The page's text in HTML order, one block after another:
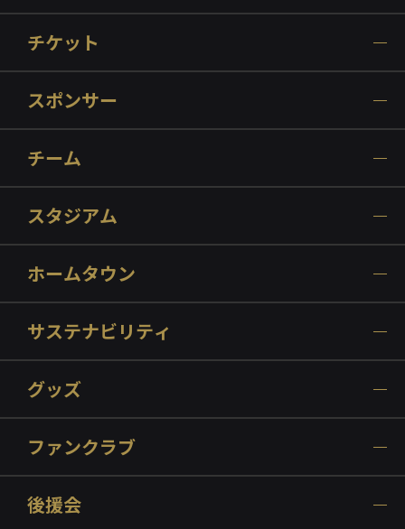
チケット
スポンサー
チーム
スタジアム
ホームタウン
サステナビリティ
グッズ
ファンクラブ
後援会